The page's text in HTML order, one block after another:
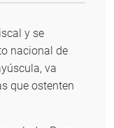
y se
nacional de
va
que ostenten